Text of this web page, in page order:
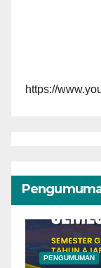
https://
PENGUMUMAN